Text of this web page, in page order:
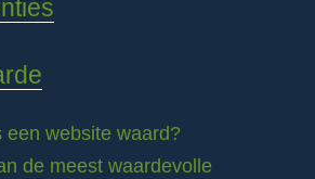
een website waard?
de meest waardevolle